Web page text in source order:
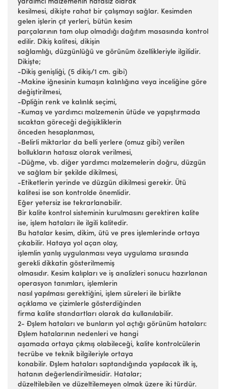
yardımcı malzemenin hatasız olarak
kesilmesi, dikişte rahat bir çalışmayı sağlar. Kesimden
gelen işlerin çıt yerleri, bütün kesim
parçalarının tam olup olmadığı dağıtım masasında kontrol
edilir. Dikiş kalitesi, dikişin
sağlamlığı, düzgünlüğü ve görünüm özellikleriyle ilgilidir.
Dikişte;
-Dikiş genişliği, (5 dikiş/1 cm. gibi)
-Makine iğnesinin kumaşın kalınlığına veya inceliğine göre
değiştirilmesi,
-Đpliğin renk ve kalınlık seçimi,
-Kumaş ve yardımcı malzemenin ütüde ve yapıştırmada
sıcaktan göreceği değişikliklerin
önceden hesaplanması,
-Belirli miktarlar da belli yerlere (omuz gibi) verilen
bollukların hatasız olarak verilmesi,
-Düğme, vb. diğer yardımcı malzemelerin doğru, düzgün
ve sağlam bir şekilde dikilmesi,
-Etiketlerin yerinde ve düzgün dikilmesi gerekir. Ütü
kalitesi ise son kontrolde önemlidir.
Eğer yetersiz ise tekrarlanabilir.
Bir kalite kontrol sisteminin kurulmasını gerektiren kalite
ise, işlem hataları ile ilgili kalitedir.
Bu hatalar kesim, dikim, ütü ve pres işlemlerinde ortaya
çıkabilir. Hataya yol açan olay,
işlemlin yanlış uygulanması veya uygulama sırasında
gerekli dikkatin gösterilmemiş
olmasıdır. Kesim kalıpları ve iş analizleri sonucu hazırlanan
operasyon tanımları, işlemlerin
nasıl yapılması gerektiğini, işlem süreleri ile birlikte
açıklama ve çizimlerle gösterdiğinden
firma kalite standartları olarak da kullanılabilir.
2- Đşlem hataları ve bunların yol açtığı görünüm hataları:
Đşlem hatalarının nedenleri ve hangi
aşamada ortaya çıkmış olabileceği, kalite kontrolcülerin
tecrübe ve teknik bilgileriyle ortaya
konabilir. Đşlem hataları saptandığında yapılacak ilk iş,
hatanın değerlendirilmesidir. Hatalar;
düzeltilebilen ve düzeltilemeyen olmak üzere iki türdür.